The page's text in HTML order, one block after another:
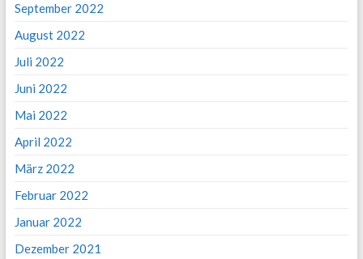
September 2022
August 2022
Juli 2022
Juni 2022
Mai 2022
April 2022
März 2022
Februar 2022
Januar 2022
Dezember 2021